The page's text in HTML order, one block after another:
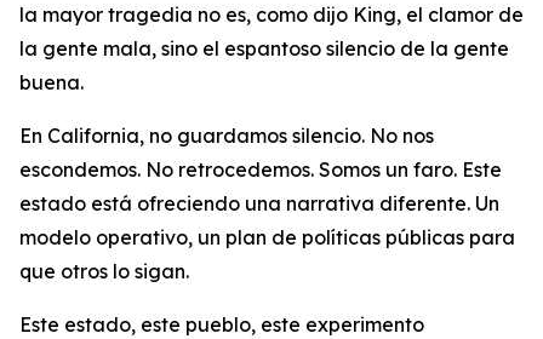
la mayor tragedia no es, como dijo King, el clamor de
la gente mala, sino el espantoso silencio de la gente
buena.
En California, no guardamos silencio. No nos
escondemos. No retrocedemos. Somos un faro. Este
estado está ofreciendo una narrativa diferente. Un
modelo operativo, un plan de políticas públicas para
que otros lo sigan.
Este estado, este pueblo, este experimento